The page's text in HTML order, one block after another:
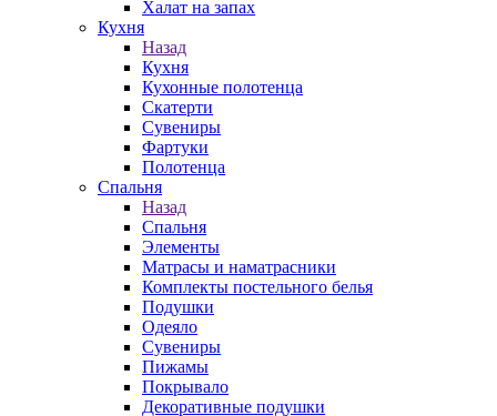
Халат на запах
Кухня
Назад
Кухня
Кухонные полотенца
Скатерти
Сувениры
Фартуки
Полотенца
Спальня
Назад
Спальня
Элементы
Матрасы и наматрасники
Комплекты постельного белья
Подушки
Одеяло
Сувениры
Пижамы
Покрывало
Декоративные подушки